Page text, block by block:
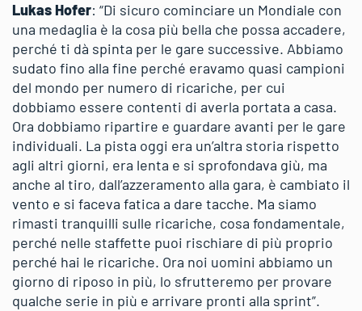
Lukas Hofer: “Di sicuro cominciare un Mondiale con
una medaglia è la cosa più bella che possa accadere,
perché ti dà spinta per le gare successive. Abbiamo
sudato fino alla fine perché eravamo quasi campioni
del mondo per numero di ricariche, per cui
dobbiamo essere contenti di averla portata a casa.
Ora dobbiamo ripartire e guardare avanti per le gare
individuali. La pista oggi era un’altra storia rispetto
agli altri giorni, era lenta e si sprofondava giù, ma
anche al tiro, dall’azzeramento alla gara, è cambiato il
vento e si faceva fatica a dare tacche. Ma siamo
rimasti tranquilli sulle ricariche, cosa fondamentale,
perché nelle staffette puoi rischiare di più proprio
perché hai le ricariche. Ora noi uomini abbiamo un
giorno di riposo in più, lo sfrutteremo per provare
qualche serie in più e arrivare pronti alla sprint”.